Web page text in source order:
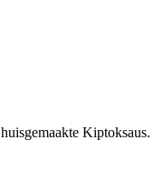
Kiptoksaus.